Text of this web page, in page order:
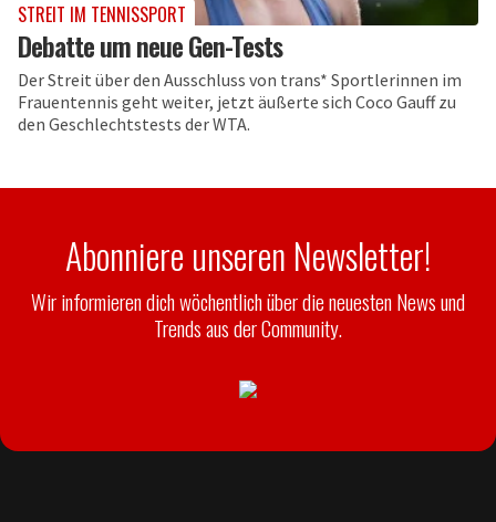
STREIT IM TENNISSPORT
Debatte um neue Gen-Tests
Der Streit über den Ausschluss von trans* Sportlerinnen im
Frauentennis geht weiter, jetzt äußerte sich Coco Gauff zu
den Geschlechtstests der WTA.
Abonniere unseren Newsletter!
Wir informieren dich wöchentlich über die neuesten News und
Trends aus der Community.